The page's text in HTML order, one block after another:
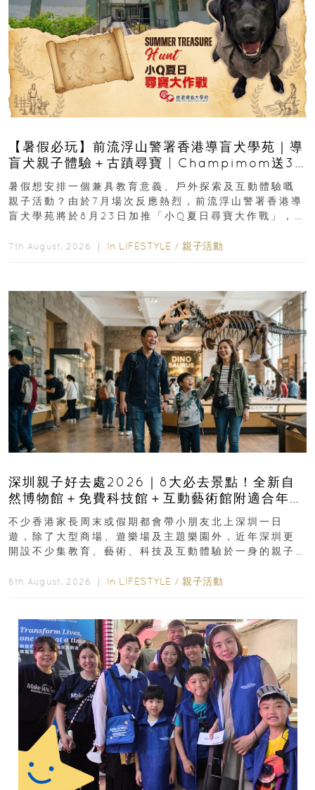
【暑假必玩】前流浮山警署香港導盲犬學苑｜導
盲犬親子體驗＋古蹟尋寶 | Champimom送3
組免費名額
暑假想安排一個兼具教育意義、戶外探索及互動體驗嘅
親子活動？由於7月場次反應熱烈，前流浮山警署香港導
盲犬學苑將於8月23日加推「小Q夏日尋寶大作戰」，家
7th August, 2026 ｜ In LIFESTYLE / 親子活動
深圳親子好去處2026｜8大必去景點！全新自
然博物館＋免費科技館＋互動藝術館附適合年
齡、交通、門票、開放時間
不少香港家長周末或假期都會帶小朋友北上深圳一日
遊，除了大型商場、遊樂場及主題樂園外，近年深圳更
開設不少集教育、藝術、科技及互動體驗於一身的親子
6th August, 2026 ｜ In LIFESTYLE / 親子活動